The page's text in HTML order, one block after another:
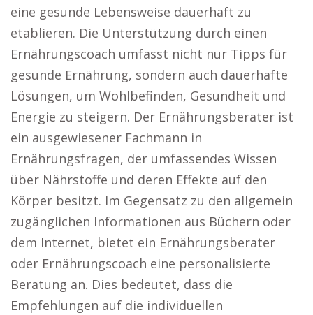
eine gesunde Lebensweise dauerhaft zu
etablieren. Die Unterstützung durch einen
Ernährungscoach umfasst nicht nur Tipps für
gesunde Ernährung, sondern auch dauerhafte
Lösungen, um Wohlbefinden, Gesundheit und
Energie zu steigern. Der Ernährungsberater ist
ein ausgewiesener Fachmann in
Ernährungsfragen, der umfassendes Wissen
über Nährstoffe und deren Effekte auf den
Körper besitzt. Im Gegensatz zu den allgemein
zugänglichen Informationen aus Büchern oder
dem Internet, bietet ein Ernährungsberater
oder Ernährungscoach eine personalisierte
Beratung an. Dies bedeutet, dass die
Empfehlungen auf die individuellen